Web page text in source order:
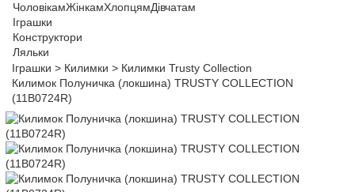
ЧоловікамЖінкамХлопцямДівчатам
Іграшки
Конструктори
Ляльки
Іграшки > Килимки > Килимки Trusty Collection
Килимок Полуничка (локшина) TRUSTY COLLECTION
(11B0724R)